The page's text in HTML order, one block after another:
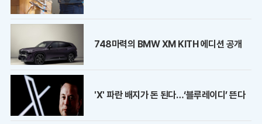
748마력의 BMW XM KITH 에디션 공개
'X' 파란 배지가 돈 된다…‘블루레이디’ 뜬다